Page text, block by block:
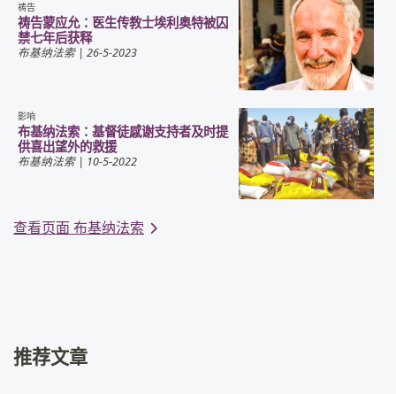
祷告
祷告蒙应允：医生传教士埃利奥特被囚
禁七年后获释
布基纳法索| 26-5-2023
影响
布基纳法索：基督徒感谢支持者及时提
供喜出望外的救援
布基纳法索| 10-5-2022
查看页面 布基纳法索
推荐文章